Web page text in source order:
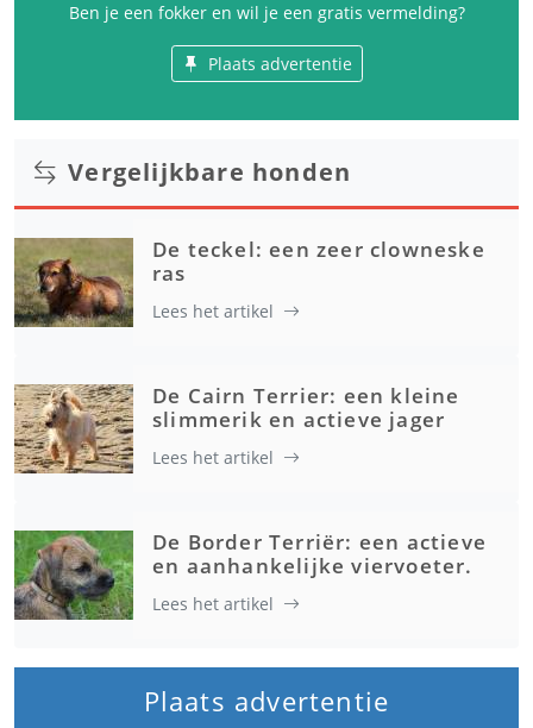
Ben je een fokker en wil je een gratis vermelding?
Plaats advertentie
Vergelijkbare honden
De teckel: een zeer clowneske
ras
Lees het artikel
De Cairn Terrier: een kleine
slimmerik en actieve jager
Lees het artikel
De Border Terriër: een actieve
en aanhankelijke viervoeter.
Lees het artikel
Plaats advertentie